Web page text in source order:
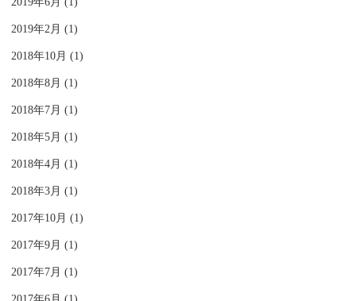
2019年2月 (1)
2018年10月 (1)
2018年8月 (1)
2018年7月 (1)
2018年5月 (1)
2018年4月 (1)
2018年3月 (1)
2017年10月 (1)
2017年9月 (1)
2017年7月 (1)